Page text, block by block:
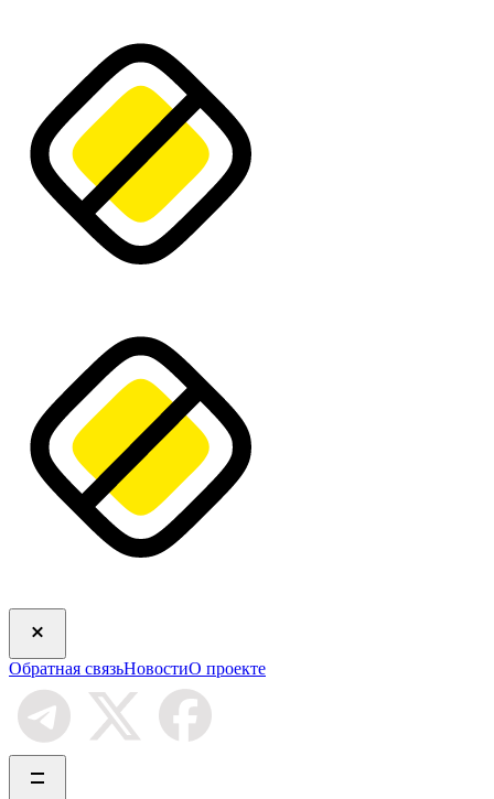
Обратная связьНовостиО проекте